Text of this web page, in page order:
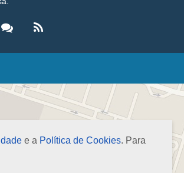
e a Política de Cookies. Para
Contabilidade